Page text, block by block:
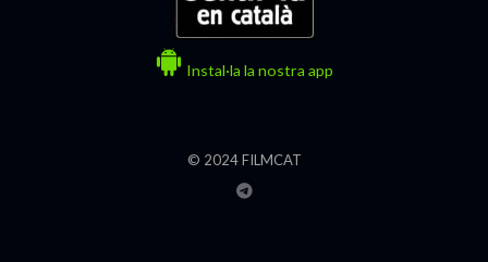
Instal·la la nostra app
© 2024 FILMCAT